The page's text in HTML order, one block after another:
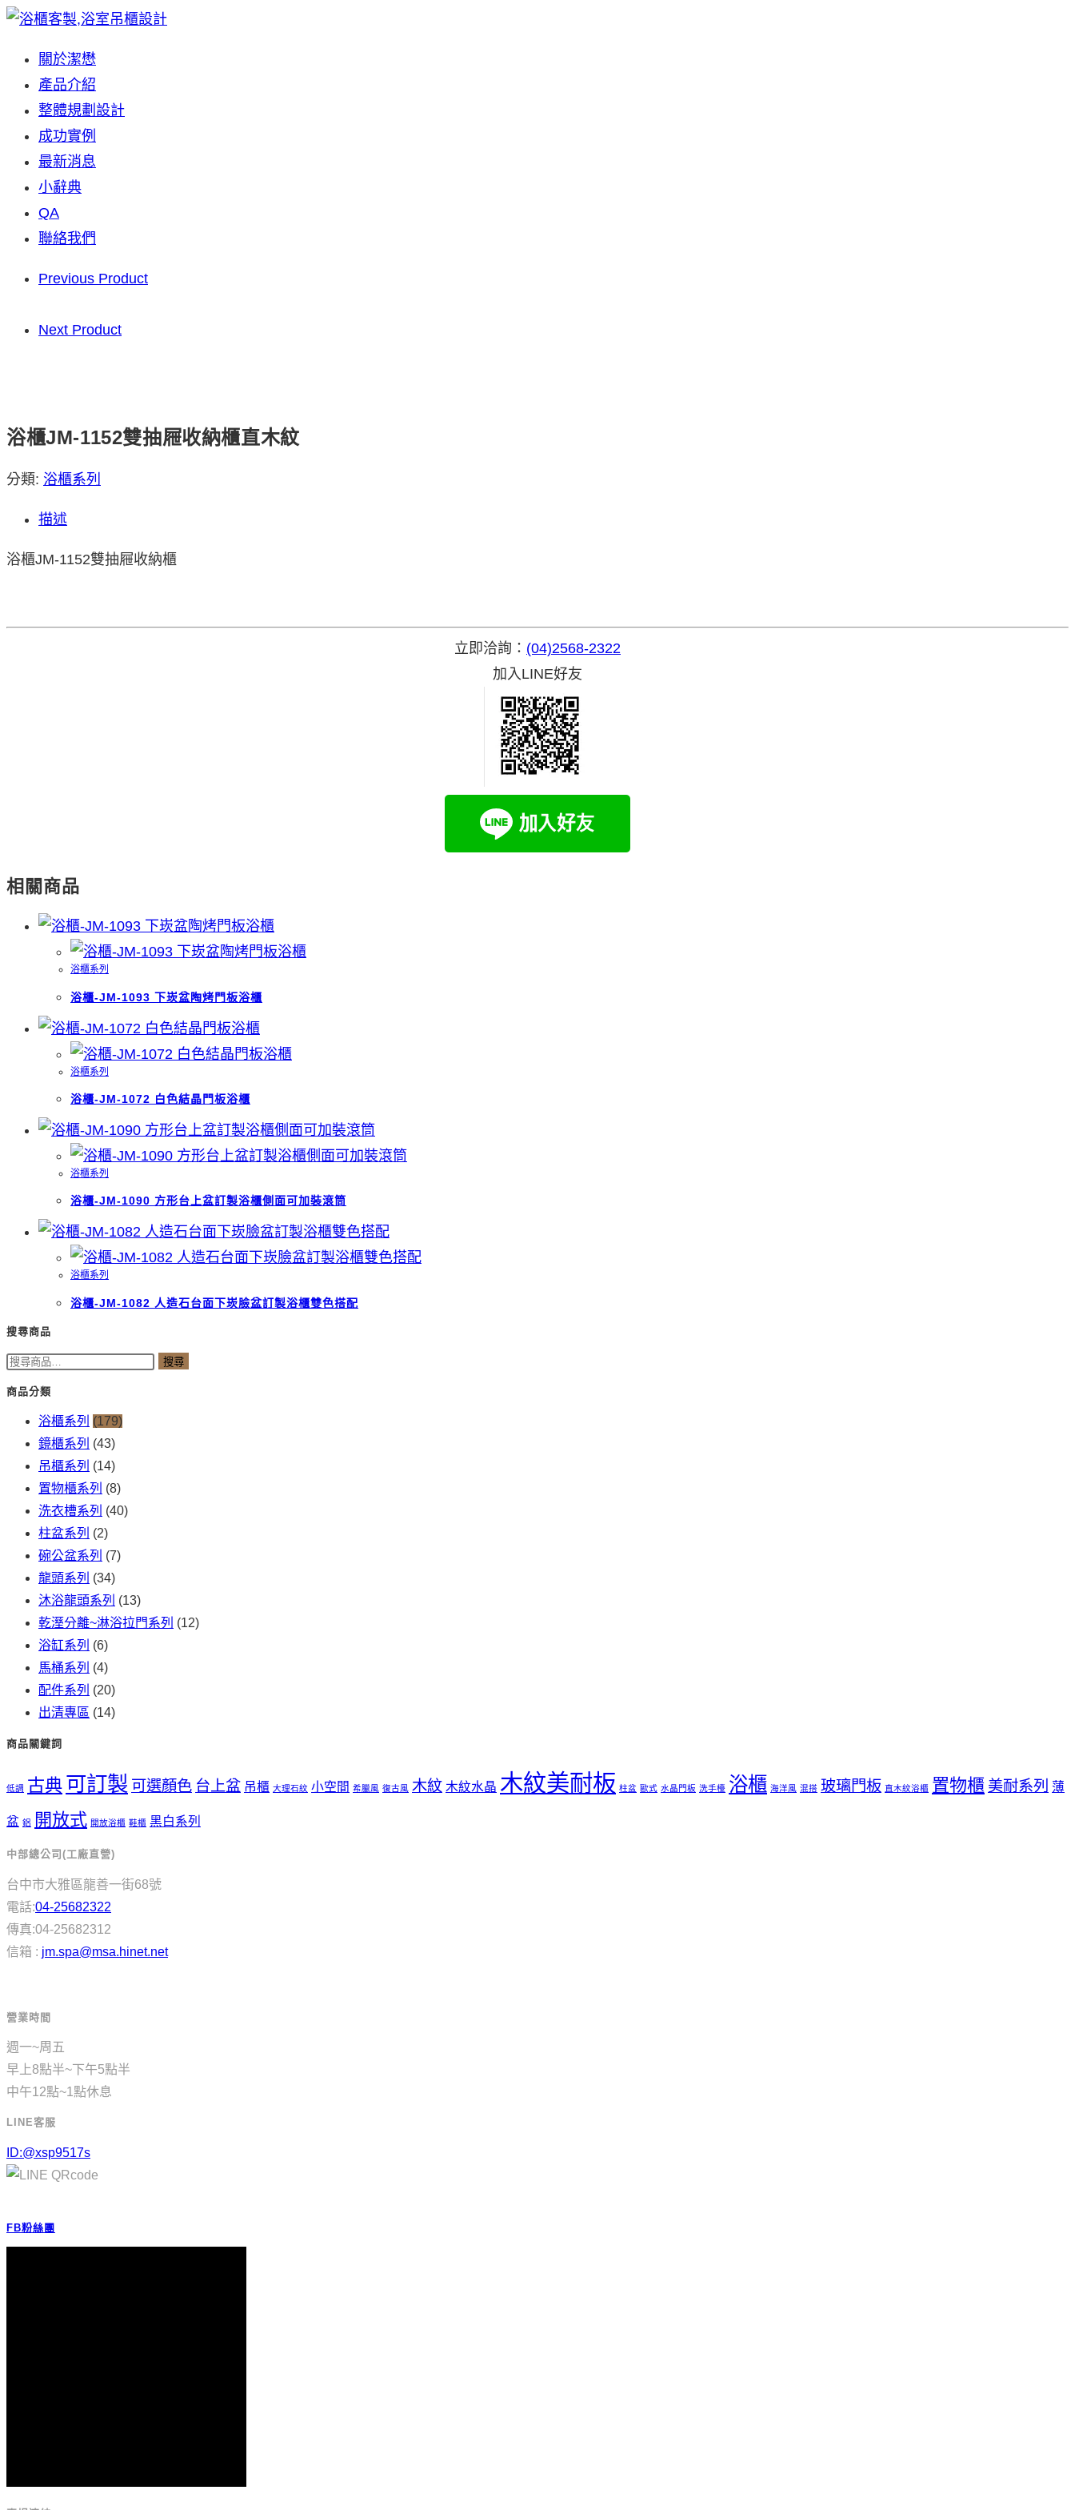
Skip
content
關於潔懋
產品介紹
整體規劃設計
成功實例
最新消息
小辭典
QA
聯絡我們
Previous Product
Next Product
浴櫃JM-1152雙抽屜收納櫃直木紋
分類: 浴櫃系列
描述
浴櫃JM-1152雙抽屜收納櫃
立即洽詢： (04)2568-2322
加入LINE好友
相關商品
浴櫃系列
浴櫃-JM-1093 下崁盆陶烤門板浴櫃
浴櫃系列
浴櫃-JM-1072 白色結晶門板浴櫃
浴櫃系列
浴櫃-JM-1090 方形台上盆訂製浴櫃側面可加裝滾筒
浴櫃系列
浴櫃-JM-1082 人造石台面下崁臉盆訂製浴櫃雙色搭配
搜尋商品
搜
尋
搜尋
商品分類
浴櫃系列 (179)
鏡櫃系列 (43)
吊櫃系列 (14)
置物櫃系列 (8)
洗衣槽系列 (40)
柱盆系列 (2)
碗公盆系列 (7)
龍頭系列 (34)
沐浴龍頭系列 (13)
乾溼分離~淋浴拉門系列 (12)
浴缸系列 (6)
馬桶系列 (4)
配件系列 (20)
出清專區 (14)
商品關鍵詞
低調 古典 可訂製 可選顏色 台上盆 吊櫃 大理石紋 小空間 希臘風 復古風 木紋 木紋水晶 木紋美耐板 柱盆 歐式 水晶門板 洗手檯 浴櫃 海洋風 混搭 玻璃門板 直木紋浴櫃 置物櫃 美耐系列 薄
盆 鋁 開放式 開放浴櫃 鞋櫃 黑白系列
中部總公司(工廠直營)
台中市大雅區龍善一街68號
電話:04-25682322
傳真:04-25682312
信箱 : jm.spa@msa.hinet.net
營業時間
週一~周五
早上8點半~下午5點半
中午12點~1點休息
LINE客服
ID:@xsp9517s
FB粉絲團